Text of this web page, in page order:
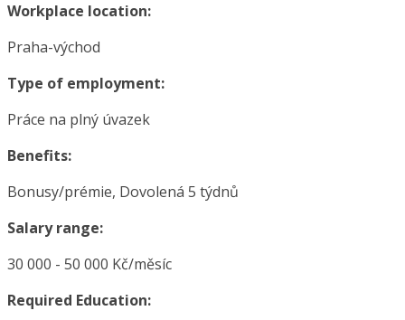
Workplace location:
Praha-východ
Type of employment:
Práce na plný úvazek
Benefits:
Bonusy/prémie, Dovolená 5 týdnů
Salary range:
30 000 - 50 000 Kč/měsíc
Required Education: